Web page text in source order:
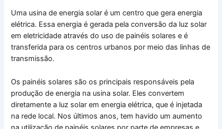
Uma usina de energia solar é um centro que gera energia
elétrica. Essa energia é gerada pela conversão da luz solar
em eletricidade através do uso de painéis solares e é
transferida para os centros urbanos por meio das linhas de
transmissão.
Os painéis solares são os principais responsáveis pela
produção de energia na usina solar. Eles convertem
diretamente a luz solar em energia elétrica, que é injetada
na rede local. Nos últimos anos, tem havido um aumento